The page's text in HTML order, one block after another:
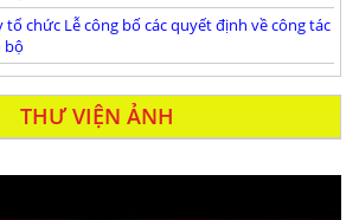
chức Lễ công bố các quyết định về công tác
bộ
THƯ VIỆN ẢNH